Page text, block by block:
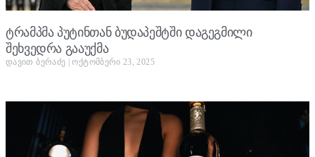
ტრამპმა პუტინთან ბუდაპეშტში დაგეგმილი
შეხვედრა გააუქმა
დავით ბერაძე ოქტომბერი 23, 2025